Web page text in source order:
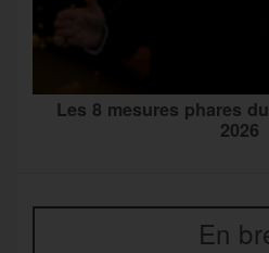
Les 8 mesures phares
2026
En